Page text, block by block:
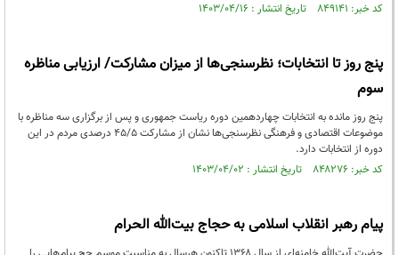
کد خبر: ۸۴۹۱۴۱ تاریخ انتشار : ۱۴۰۳/۰۴/۱۶
پنج روز تا انتخابات؛‌ نظرسنجی‌ها از میزان مشارکت/ ارزیابی مناظره
سوم
پنج روز مانده به انتخابات چهاردهمین دوره ریاست جمهوری و پس از برگزاری سه مناظره با
موضوعات اقتصادی و فرهنگی نظرسنجی‌ها نشان از مشارکت ۴۵/۵ درصدی مردم در این
دوره از انتخابات دارد.
کد خبر: ۸۴۸۲۷۶ تاریخ انتشار : ۱۴۰۳/۰۴/۰۲
پیام رهبر انقلاب اسلامی به حجاج‌ بیت‌الله الحرام